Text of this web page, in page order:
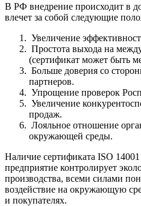
В РФ внедрение происходит в
влечет за собой следующие
Увеличение
Простота выхода на
(сертификат может быть
Больше доверия со
партнеров.
Упрощение проверок
Увеличение
продаж.
Лояльное отношение
окружающей среды.
Наличие сертификата ISO
предприятие контролирует
производства, всеми силами
воздействие на окружающую
и покупателях.